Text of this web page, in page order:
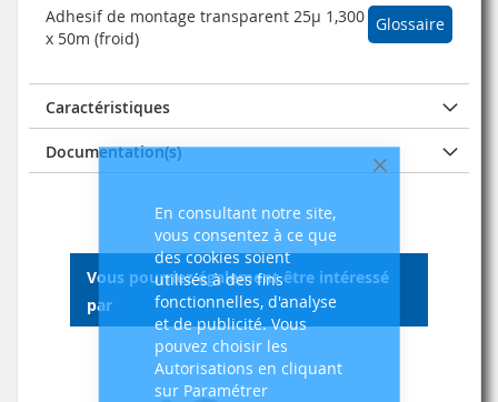
Fermer
En consultant notre site,
vous consentez à ce que
des cookies soient
utilisés à des fins
fonctionnelles, d'analyse
et de publicité. Vous
pouvez choisir les
Autorisations en cliquant
sur Paramétrer
Glossaire
Adhesif de montage transparent 25µ 1,300
x 50m (froid)
Caractéristiques
Documentation(s)
Vous pourriez également être intéressé
par